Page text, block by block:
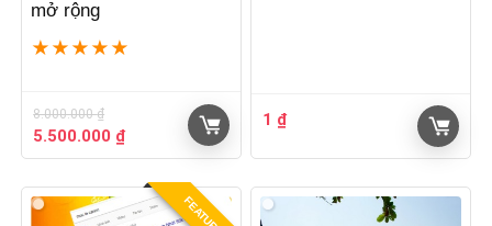
mở rộng
★ ★ ★ ★ ★
8.000.000₫
Giá
gốc
8.000.000 ₫.
5.500.000 ₫Giá
hiện
tại
là:
1 ₫